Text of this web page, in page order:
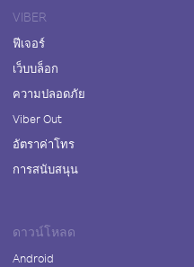
VIBER
ฟีเจอร์
เว็บบล็อก
ความปลอดภัย
Viber Out
อัตราค่าโทร
การสนับสนุน
ดาวน์โหลด
Android